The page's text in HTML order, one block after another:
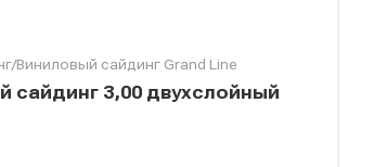
Виниловый сайдинг Grand Line
сайдинг 3,00 двухслойный